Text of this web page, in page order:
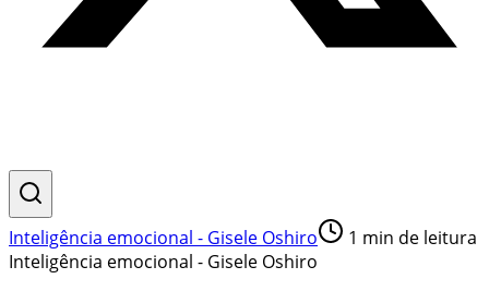
Inteligência emocional - Gisele Oshiro 1 min de leitura
Inteligência emocional - Gisele Oshiro